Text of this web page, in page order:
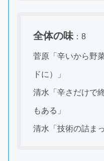
全体の味 ：8
菅原「辛いから野
ドに）」
清水「辛さだけで
もある」
清水「技術の詰ま